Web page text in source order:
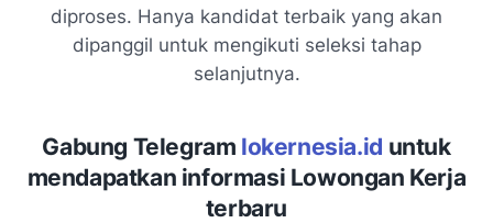
diproses. Hanya kandidat terbaik yang akan
dipanggil untuk mengikuti seleksi tahap
selanjutnya.
Gabung Telegram lokernesia.id untuk
mendapatkan informasi Lowongan Kerja
terbaru